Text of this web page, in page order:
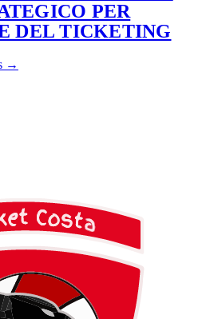
PER
DEL TICKETING
→